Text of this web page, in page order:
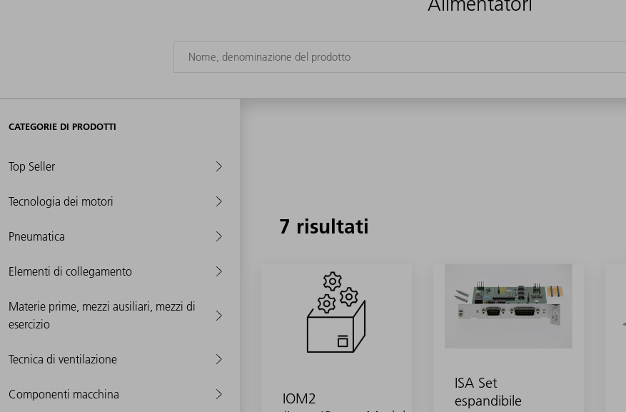
CATEGORIE DI PRODOTTI
Top Seller
Tecnologia dei motori
Pneumatica
Elementi di collegamento
Materie prime, mezzi ausiliari, mezzi di
esercizio
Tecnica di ventilazione
Componenti macchina
7 risultati
IOM2
ISA Set
espandibile